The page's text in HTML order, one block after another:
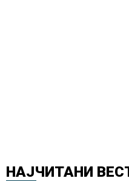
НАЈЧИТАНИ